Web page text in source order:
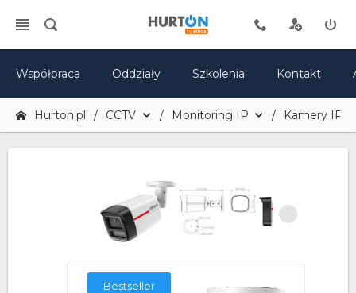
Współpraca Oddziały Szkolenia Kontakt
Hurton.pl CCTV Monitoring IP Kamery IP
Bestseller